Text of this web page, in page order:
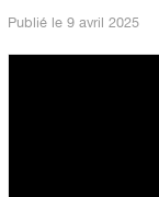
Publié le 9 avril 2025